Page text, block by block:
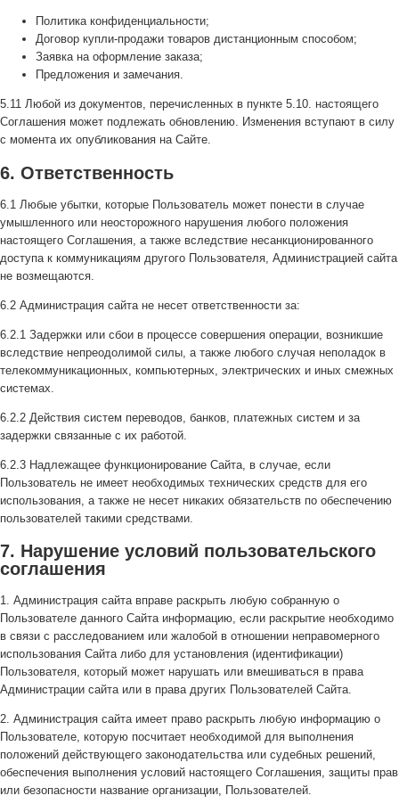
Политика конфиденциальности;
Договор купли-продажи товаров дистанционным способом;
Заявка на оформление заказа;
Предложения и замечания.
5.11 Любой из документов, перечисленных в пункте 5.10. настоящего
Соглашения может подлежать обновлению. Изменения вступают в силу
с момента их опубликования на Сайте.
6. Ответственность
6.1 Любые убытки, которые Пользователь может понести в случае
умышленного или неосторожного нарушения любого положения
настоящего Соглашения, а также вследствие несанкционированного
доступа к коммуникациям другого Пользователя, Администрацией сайта
не возмещаются.
6.2 Администрация сайта не несет ответственности за:
6.2.1 Задержки или сбои в процессе совершения операции, возникшие
вследствие непреодолимой силы, а также любого случая неполадок в
телекоммуникационных, компьютерных, электрических и иных смежных
системах.
6.2.2 Действия систем переводов, банков, платежных систем и за
задержки связанные с их работой.
6.2.3 Надлежащее функционирование Сайта, в случае, если
Пользователь не имеет необходимых технических средств для его
использования, а также не несет никаких обязательств по обеспечению
пользователей такими средствами.
7. Нарушение условий пользовательского
соглашения
1. Администрация сайта вправе раскрыть любую собранную о
Пользователе данного Сайта информацию, если раскрытие необходимо
в связи с расследованием или жалобой в отношении неправомерного
использования Сайта либо для установления (идентификации)
Пользователя, который может нарушать или вмешиваться в права
Администрации сайта или в права других Пользователей Сайта.
2. Администрация сайта имеет право раскрыть любую информацию о
Пользователе, которую посчитает необходимой для выполнения
положений действующего законодательства или судебных решений,
обеспечения выполнения условий настоящего Соглашения, защиты прав
или безопасности название организации, Пользователей.